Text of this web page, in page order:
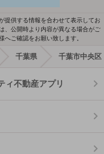
提供する情報を合わせて表示してお
、公開時より内容が異なる場合がご
へご確認をお願い致します。
千葉県 千葉市中央区
ィ不動産アプリ